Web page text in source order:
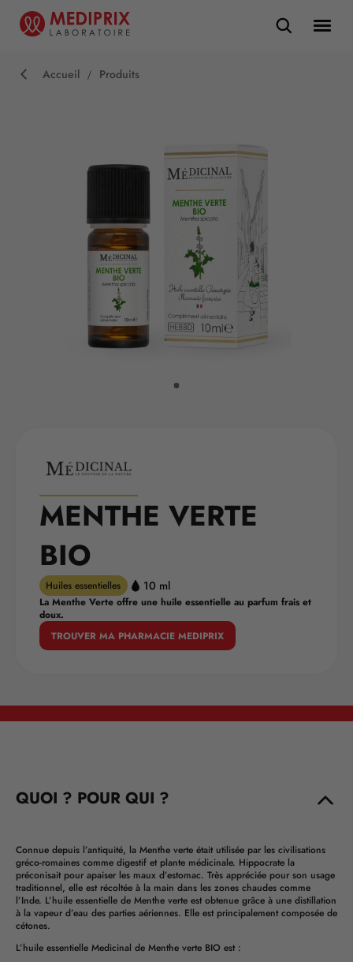
Accueil Produits
MENTHE VERTE
BIO
Huiles essentielles 10 ml
La Menthe Verte offre une huile essentielle au parfum frais et
doux.
TROUVER MA PHARMACIE MEDIPRIX
QUOI ? POUR QUI ?
Connue depuis l’antiquité, la Menthe verte était utilisée par les civilisations
gréco-romaines comme digestif et plante médicinale. Hippocrate la
préconisait pour apaiser les maux d’estomac. Très appréciée pour son usage
traditionnel, elle est récoltée à la main dans les zones chaudes comme
l’Inde. L’huile essentielle de Menthe verte est obtenue grâce à une distillation
à la vapeur d’eau des parties aériennes. Elle est principalement composée de
cétones.
L’huile essentielle Medicinal de Menthe verte BIO est :